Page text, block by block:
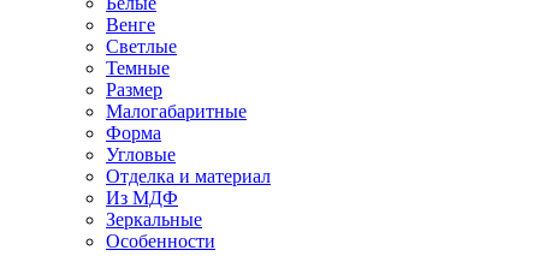
Венге
Светлые
Темные
Размер
Малогабаритные
Форма
Угловые
Отделка и материал
Из МДФ
Зеркальные
Особенности